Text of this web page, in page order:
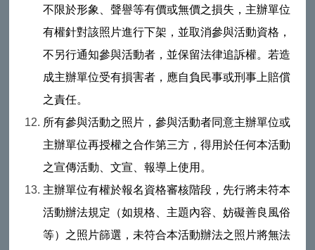
不限於形象、聲譽等有價或無價之損失，主辦單位
有權針對該照片進行下架，並取消參與活動資格，
不另行通知參與活動者，並保留法律追訴權。若造
成主辦單位受有損害者，應自負民事或刑事上賠償
之責任。
所有參與活動之照片，參與活動者同意主辦單位或
主辦單位再授權之合作第三方，得用於任何本活動
之宣傳活動、文宣、報導上使用。
主辦單位有權於報名資格審核階段，先行將未符本
活動辦法規定（如規格、主題內容、妨礙善良風俗
等）之照片篩選，未符合本活動辦法之照片將無法